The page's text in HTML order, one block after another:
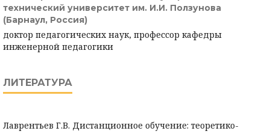
технический университет им. И.И. Ползунова
(Барнаул, Россия)
доктор педагогических наук, профессор кафедры
инженерной педагогики
ЛИТЕРАТУРА
Лаврентьев Г.В. Дистанционное обучение: теоретико-